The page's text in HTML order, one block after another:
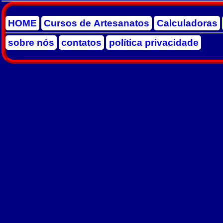
HOME Cursos de Artesanatos Calculadoras
sobre nós
contatos política privacidade